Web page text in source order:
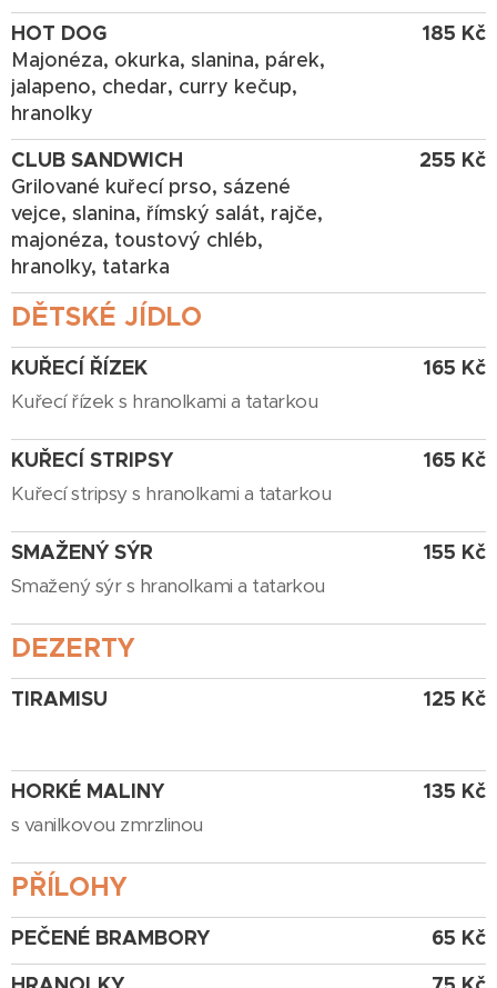
HOT DOG
Majonéza, okurka, slanina, párek,
jalapeno, chedar, curry kečup,
hranolky
185 Kč
CLUB SANDWICH
Grilované kuřecí prso, sázené
vejce, slanina, římský salát, rajče,
majonéza, toustový chléb,
hranolky, tatarka
255 Kč
DĚTSKÉ JÍDLO
KUŘECÍ ŘÍZEK
Kuřecí řízek s hranolkami a tatarkou
165 Kč
KUŘECÍ STRIPSY
Kuřecí stripsy s hranolkami a tatarkou
165 Kč
SMAŽENÝ SÝR
Smažený sýr s hranolkami a tatarkou
155 Kč
DEZERTY
TIRAMISU 125 Kč
HORKÉ MALINY
s vanilkovou zmrzlinou
135 Kč
PŘÍLOHY
PEČENÉ BRAMBORY
65 Kč